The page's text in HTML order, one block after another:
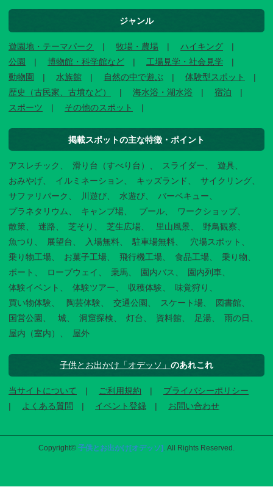
ジャンル
遊園地・テーマパーク 牧場・農場
ハイキング
公園
博物館・科学館など
工場見学・社会見学
動物園
水族館 自然の中で遊ぶ
体験型スポット
歴史（古民家、古墳など）
海水浴・湖水浴
宿泊
スポーツ
その他のスポット
掲載スポットの主な特徴・ポイント
アスレチック 滑り台（すべり台） スライダー
遊具
おみやげ
イルミネーション キッズランド
サイクリング
サファリパーク
川遊び 水遊び
バーベキュー
プラネタリウム
キャンプ場 プール
ワークショップ
散策
迷路 芝そり 芝生広場 里山風景
野鳥観察
魚つり
展望台 入場無料 駐車場無料
穴場スポット
乗り物工場
お菓子工場 飛行機工場 食品工場
乗り物
ボート
ロープウェイ 乗馬 園内バス
園内列車
体験イベント
体験ツアー 収穫体験
味覚狩り
買い物体験
陶芸体験 交通公園 スケート場
図書館
国営公園
城 洞窟探検 灯台 資料館 足湯
雨の日
屋内（室内）
屋外
子供とお出かけ「オデッソ」 のあれこれ
当サイトについて ご利用規約
プライバシーポリシー
よくある質問
イベント登録 お問い合わせ
Copyright© 子供とお出かけ[オデッソ] . All Rights Reserved.